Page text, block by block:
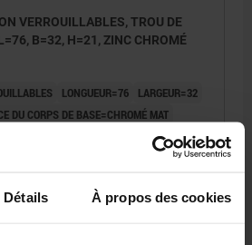
Détails À propos des cookies
VERROUILLABLES, TROU DE
B=32, H=21, ZINC CHROMÉ
LONGUEUR=76
LARGEUR=32
DU CORPS DE BASE=CHROMÉ MAT
H2=4